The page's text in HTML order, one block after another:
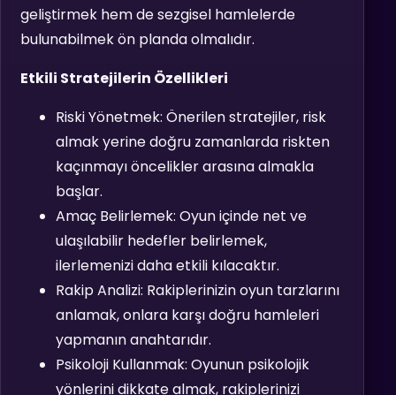
geliştirmek hem de sezgisel hamlelerde
bulunabilmek ön planda olmalıdır.
Etkili Stratejilerin Özellikleri
Riski Yönetmek: Önerilen stratejiler, risk
almak yerine doğru zamanlarda riskten
kaçınmayı öncelikler arasına almakla
başlar.
Amaç Belirlemek: Oyun içinde net ve
ulaşılabilir hedefler belirlemek,
ilerlemenizi daha etkili kılacaktır.
Rakip Analizi: Rakiplerinizin oyun tarzlarını
anlamak, onlara karşı doğru hamleleri
yapmanın anahtarıdır.
Psikoloji Kullanmak: Oyunun psikolojik
yönlerini dikkate almak, rakiplerinizi